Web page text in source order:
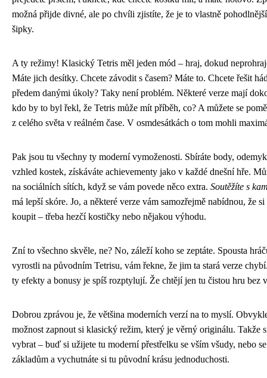
možná přijde divné, ale po chvíli zjistíte, že je to vlastně
šipky.
A ty režimy! Klasický Tetris měl jeden mód – hraj, dokud
Máte jich desítky. Chcete závodit s časem? Máte to. Chcete řešit
předem danými úkoly? Taky není problém. Některé verze mají
kdo by to byl řekl, že Tetris může mít příběh, co? A můžete se
z celého světa v reálném čase. V osmdesátkách o tom mohli
Pak jsou tu všechny ty moderní vymoženosti. Sbíráte body,
vzhled kostek, získáváte achievementy jako v každé dnešní hře.
na sociálních sítích, když se vám povede něco extra. Soutěžíte s
má lepší skóre. Jo, a některé verze vám samozřejmě nabídnou, že si
koupit – třeba hezčí kostičky nebo nějakou výhodu.
Zní to všechno skvěle, ne? No, záleží koho se zeptáte. Spousta
vyrostli na původním Tetrisu, vám řekne, že jim ta stará verze
ty efekty a bonusy je spíš rozptylují. Že chtějí jen tu čistou hru bez
Dobrou zprávou je, že většina moderních verzí na to myslí.
možnost zapnout si klasický režim, který je věrný originálu. Takže
vybrat – buď si užijete tu moderní přestřelku se vším všudy, nebo
základům a vychutnáte si tu původní krásu jednoduchosti.